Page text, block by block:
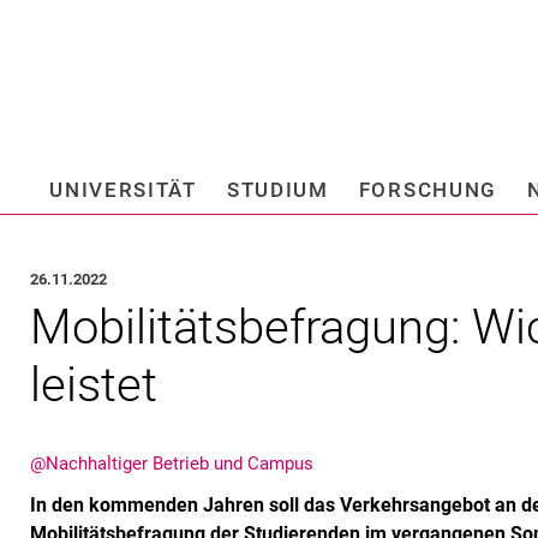
Springe direkt zu:
UNIVERSITÄT STUDIUM FORSCHUNG
26.11.2022
Mo­bi­li­täts­be­fra­gung:
leis­tet
@Nachhaltiger Betrieb und Campus
In den kommenden Jahren soll das Verkehrsangebot an